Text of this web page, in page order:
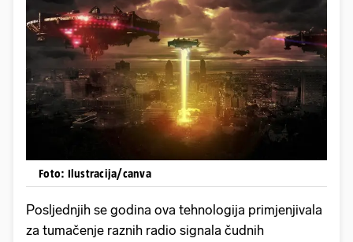
Foto: Ilustracija/canva
Posljednjih se godina ova tehnologija primjenjivala
za tumačenje raznih radio signala čudnih